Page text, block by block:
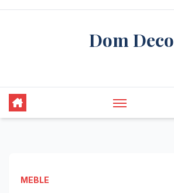
Skip
Dom Deco
MEBLE